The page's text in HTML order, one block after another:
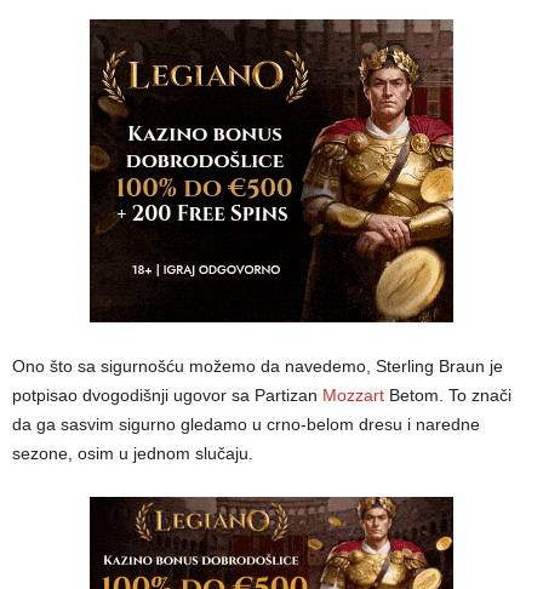
Ono što sa sigurnošću možemo da navedemo, Sterling Braun je
potpisao dvogodišnji ugovor sa Partizan Mozzart Betom. To znači
da ga sasvim sigurno gledamo u crno-belom dresu i naredne
sezone, osim u jednom slučaju.